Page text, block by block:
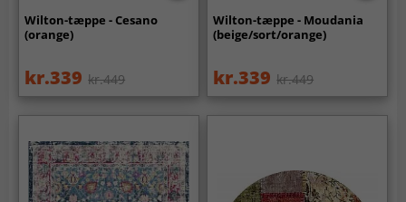
Wilton-tæppe - Cesano
(orange)
kr.339 kr.449
Wilton-tæppe - Moudania
(beige/sort/orange)
kr.339 kr.449